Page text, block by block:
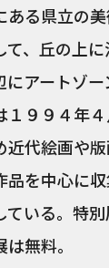
ある県立の
、丘の上
にアートゾ
９９４年４
代絵画や
品を中心に
ている。特
無料。